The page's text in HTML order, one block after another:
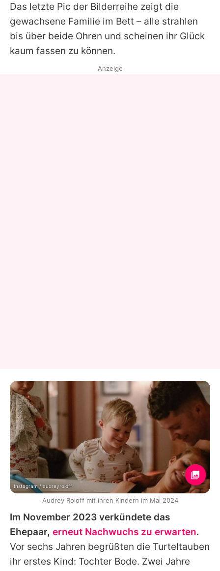
Das letzte Pic der Bilderreihe zeigt die
gewachsene Familie im Bett – alle strahlen
bis über beide Ohren und scheinen ihr Glück
kaum fassen zu können.
Im November 2023 verkündete das
Ehepaar, erneut Nachwuchs zu erwarten.
Vor sechs Jahren begrüßten die Turteltauben
ihr erstes Kind: Tochter Bode. Zwei Jahre
Anzeige
Instagram / audreyroloff
Audrey Roloff mit ihren Kindern im Mai 2024